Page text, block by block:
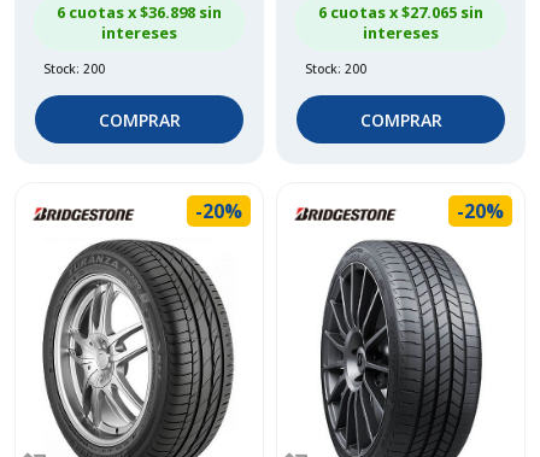
6 cuotas x $36.898 sin
intereses
Stock: 200
COMPRAR
6 cuotas x $27.065 sin
intereses
Stock: 200
COMPRAR
-20% -20%